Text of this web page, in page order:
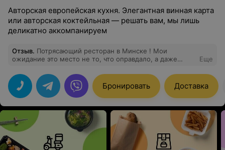
Авторская европейская кухня. Элегантная винная карта
или авторская коктейльная — решать вам, мы лишь
деликатно аккомпанируем
Отзыв. Потрясающий ресторан в Минске ! Мои
ожидание это место не то, что оправдало, а даже
что такого разнообразия и качества завтраков я не
видела в других заведениях. Кофе понравился, винная
карта приятно удивила . Официанты добродушные .
Свободных мест с утра было достаточно. Еще из
плюсов отмечу очень красивый и стильный интерьер.
Кухня прям на виду , перед вами ! Повара
профессионалы ! Цены адекватные
Еще
Бронировать Доставка